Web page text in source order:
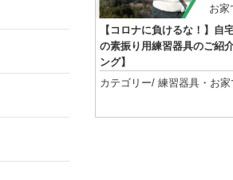
お家
【コロナに負けるな！】自
の素振り用練習器具のご紹
ング】
カテゴリー/ 練習器具 ・ お